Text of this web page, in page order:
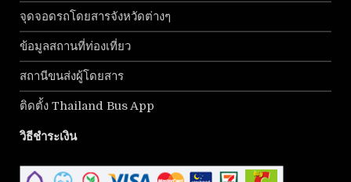
จุดจอดรถโดยสารจังหวัดต่างๆ
ข้อมูลสถานที่ท่องเที่ยว
สถานีขนส่งผู้โดยสาร
ติดตั้ง Thailand Bus App
วิธีชำระเงิน